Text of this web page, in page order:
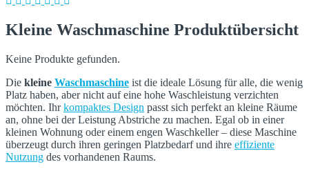
Kleine Waschmaschine Produktübersicht
Keine Produkte gefunden.
Die kleine Waschmaschine ist die ideale Lösung für alle, die wenig
Platz haben, aber nicht auf eine hohe Waschleistung verzichten
möchten. Ihrkompaktes Design passt sich perfekt an kleine Räume
an, ohne bei der Leistung Abstriche zu machen. Egal ob in einer
kleinen Wohnung oder einem engen Waschkeller – diese Maschine
überzeugt durch ihren geringen Platzbedarf und ihre effiziente
Nutzung des vorhandenen Raums.